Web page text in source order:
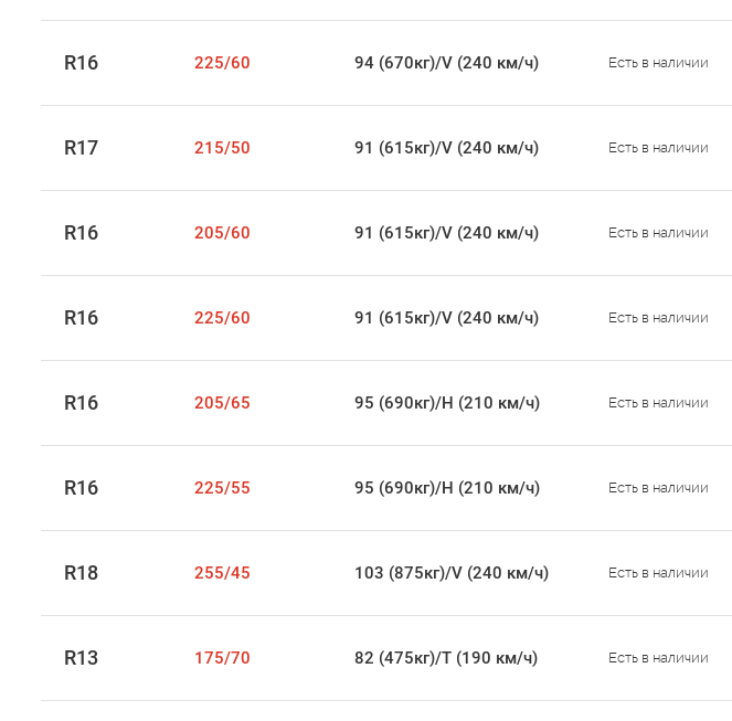
R16 225/60 94 (670кг)/V (240 км/ч) Есть в наличии
R17 215/50 91 (615кг)/V (240 км/ч) Есть в наличии
R16 205/60 91 (615кг)/V (240 км/ч) Есть в наличии
R16 225/60 91 (615кг)/V (240 км/ч) Есть в наличии
R16 205/65 95 (690кг)/H (210 км/ч) Есть в наличии
R16 225/55 95 (690кг)/H (210 км/ч) Есть в наличии
R18 255/45 103 (875кг)/V (240 км/ч) Есть в наличии
R13 175/70 82 (475кг)/T (190 км/ч) Есть в наличии